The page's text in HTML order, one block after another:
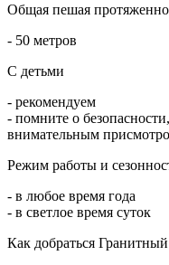
Общая пешая
- 50 метров
С детьми
- рекомендуем
- помните о
внимательным
Режим работы и
- в любое время года
- в светлое время суток
Как добраться